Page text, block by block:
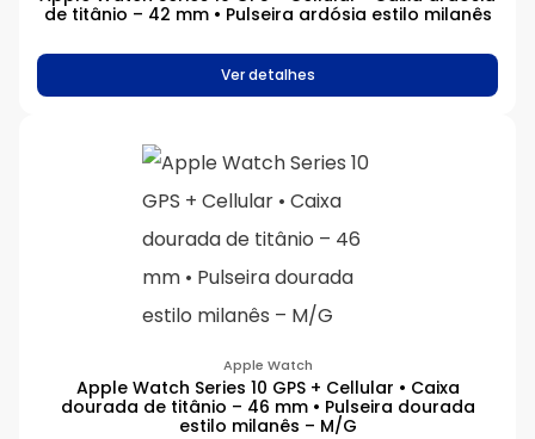
de titânio – 42 mm • Pulseira ardósia estilo milanês
Ver detalhes
Apple Watch
Apple Watch Series 10 GPS + Cellular • Caixa
dourada de titânio – 46 mm • Pulseira dourada
estilo milanês – M/G